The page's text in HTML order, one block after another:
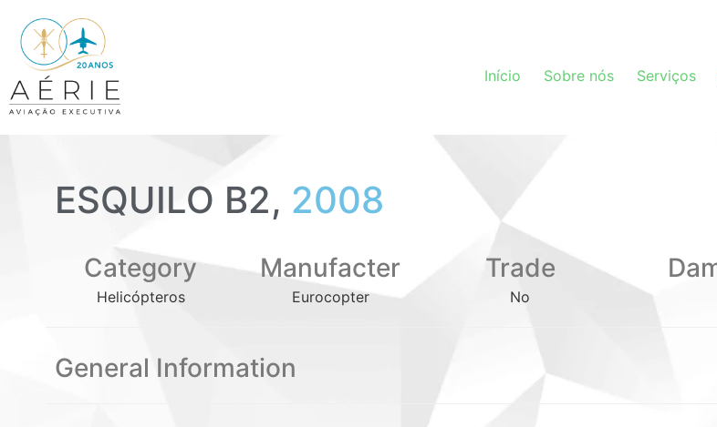
Início
Sobre nós Serviços
ESQUILO B2, 2008
Category
Helicópteros
Manufacter
Eurocopter
Trade
No
General Information